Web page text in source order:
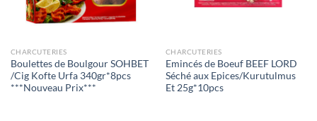
CHARCUTERIES
Boulettes de Boulgour SOHBET
/Cig Kofte Urfa 340gr*8pcs
***Nouveau Prix***
CHARCUTERIES
Emincés de Boeuf BEEF LORD
Séché aux Epices/Kurutulmus
Et 25g*10pcs